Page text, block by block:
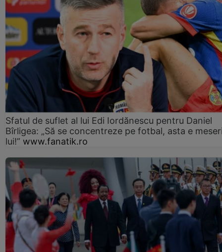
Sfatul de suflet al lui Edi Iordănescu pentru Daniel
Bîrligea: „Să se concentreze pe fotbal, asta e
lui!” www.fanatik.ro